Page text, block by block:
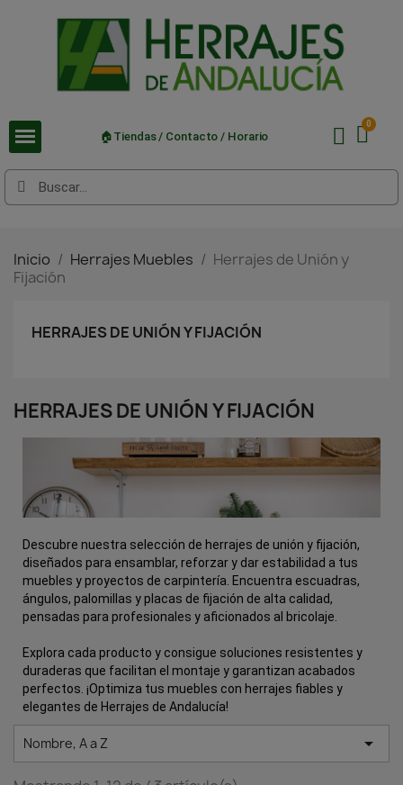
🏠Tiendas / Contacto / Horario
Inicio Herrajes Muebles
Herrajes de Unión y
Fijación
HERRAJES DE UNIÓN Y FIJACIÓN
HERRAJES DE UNIÓN Y FIJACIÓN
Descubre nuestra selección de herrajes de unión y fijación,
diseñados para ensamblar, reforzar y dar estabilidad a tus
muebles y proyectos de carpintería. Encuentra escuadras,
ángulos, palomillas y placas de fijación de alta calidad,
pensadas para profesionales y aficionados al bricolaje.
Explora cada producto y consigue soluciones resistentes y
duraderas que facilitan el montaje y garantizan acabados
perfectos. ¡Optimiza tus muebles con herrajes fiables y
elegantes de Herrajes de Andalucía!
Nombre, A a Z 